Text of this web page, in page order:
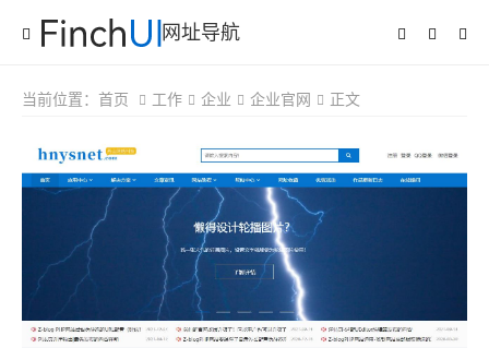
网址导航
当前位置： 首页 工作 企业 企业官网 正文